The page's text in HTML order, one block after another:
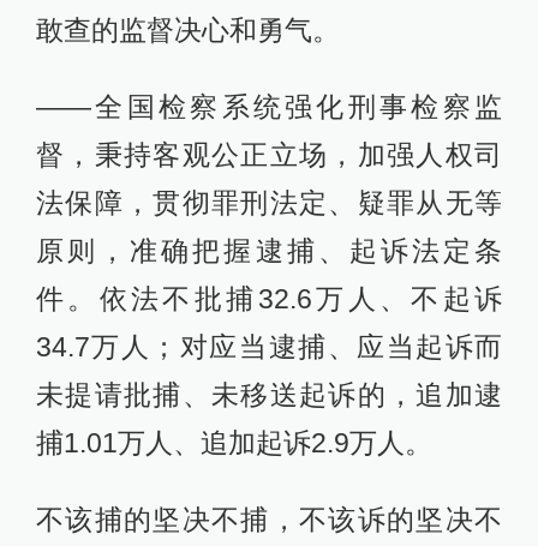
敢查的监督决心和勇气。
——全国检察系统强化刑事检察监
督，秉持客观公正立场，加强人权司
法保障，贯彻罪刑法定、疑罪从无等
原则，准确把握逮捕、起诉法定条
件。依法不批捕32.6万人、不起诉
34.7万人；对应当逮捕、应当起诉而
未提请批捕、未移送起诉的，追加逮
捕1.01万人、追加起诉2.9万人。
不该捕的坚决不捕，不该诉的坚决不